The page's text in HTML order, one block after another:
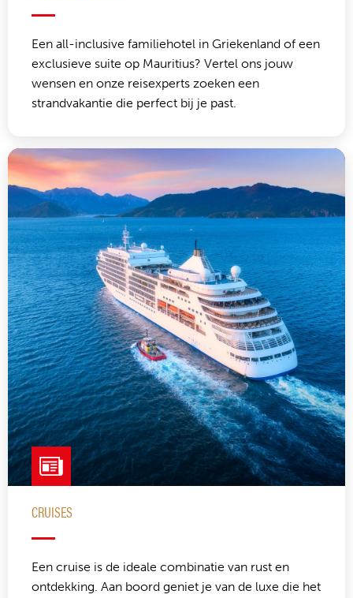
Een all-inclusive familiehotel in Griekenland of een
exclusieve suite op Mauritius? Vertel ons jouw
wensen en onze reisexperts zoeken een
strandvakantie die perfect bij je past.
CRUISES
Een cruise is de ideale combinatie van rust en
ontdekking. Aan boord geniet je van de luxe die het